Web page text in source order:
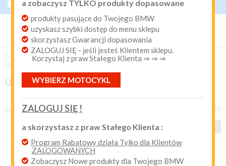
a zobaczysz TYLKO produkty dopasowane
produkty pasujące do Twojego BMW
uzyskasz szybki dostęp do menu sklepu
skorzystasz Gwarancji dopasowania
ZALOGUJ SIĘ - jeśli jesteś Klientem sklepu.
Korzystaj z praw Stałego Klienta ⇒ ⇒ ⇒
WYBIERZ MOTOCYKL
ZALOGUJ SIĘ !
a skorzystasz z praw Stałego Klienta :
Program Rabatowy działa Tylko dla Klientów
ZALOGOWANYCH
Zobaczysz Nowe produkty dla Twojego BMW
Nowy klient
Login:
Hasło:
przypomnij mi hasło nowy klient
Produkty dopasowane do Twojego motocykla
BMW. Program Rabatowy po pierwszych zakupach. Od 20
lat on-line kurier Inpost i Paczkomat od 9.90 zł
boxer-parts / UCHWYTY GPS KAMERY
/
Uchwyty GPS dedykowane
UCHWYTY GPS DEDYKOWANE
Sortuj według produkty 1 - 48 z 55